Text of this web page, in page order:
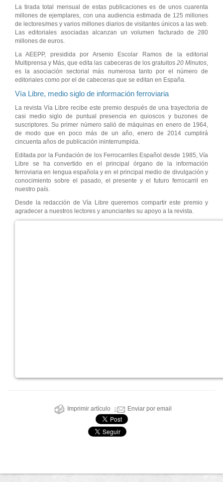
La tirada total mensual de estas publicaciones es de unos cuarenta
millones de ejemplares, con una audiencia estimada de 125 millones
de lectores/mes y varios millones diarios de visitantes únicos a las web.
Las editoriales asociadas alcanzan un volumen facturado de 280
millones de euros.
La AEEPP, presidida por Arsenio Escolar Ramos de la editorial
Multiprensa y Más, que edita las cabeceras de los gratuitos 20 Minutos,
es la asociación sectorial más numerosa tanto por el número de
editoriales como por el de cabeceras que se editan en España.
Vía Libre, medio siglo de información ferroviaria
La revista Vía Libre recibe este premio después de una trayectoria de
casi medio siglo de puntual presencia en quioscos y buzones de
suscriptores. Su primer número salió de máquinas en enero de 1964,
de modo que en poco más de un año, enero de 2014 cumplirá
cincuenta años de publicación ininterrumpida.
Editada por la Fundación de los Ferrocarriles Español desde 1985, Vía
Libre se ha convertido en el principal órgano de la información
ferroviaria en lengua española y en el principal medio de divulgación y
conocimiento sobre el pasado, el presente y el futuro ferrocarril en
nuestro país.
Desde la redacción de Vía Libre queremos compartir este premio y
agradecer a nuestros lectores y anunciantes su apoyo a la revista.
Imprimir artículo Enviar por email